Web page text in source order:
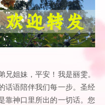
姐妹，平安！我是丽雯。
话语陪伴我们每一步。圣经
靠神口里所出的一切话。您